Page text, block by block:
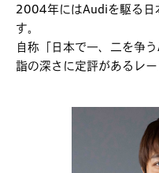
2004年にはAudiを駆る日
す。
自称「日本で一、二を争
詣の深さに定評があるレー